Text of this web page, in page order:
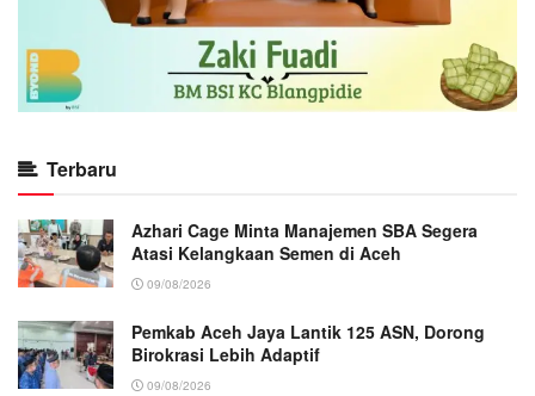
Terbaru
Azhari Cage Minta Manajemen SBA Segera
Atasi Kelangkaan Semen di Aceh
09/08/2026
Pemkab Aceh Jaya Lantik 125 ASN, Dorong
Birokrasi Lebih Adaptif
09/08/2026